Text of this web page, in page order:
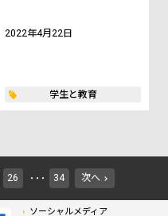
2022年4月22日
学生と教育
26 ・・・ 34 次へ
ソーシャルメディア